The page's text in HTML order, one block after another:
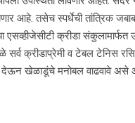
आहे. तसेच स्पर्धेची तांत्रिक
एसव्हीजेसीटी क्रीडा
सर्व क्रीडाप्रेमी व टेबल टेनिस
भेट देऊन खेळाडूंचे मनोबल वाढवावे